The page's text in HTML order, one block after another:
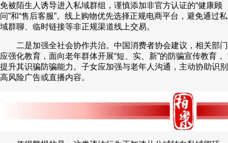
免被陌生人诱导进入私域群组，谨慎添加非官方认证的“健康顾
问”和“售后客服”。线上购物优先选择正规电商平台，避免通过私
域群聊、临时链接等非正规渠道线上交易。
二是加强全社会协作共治。中国消费者协会建议，相关部门
应强化教育，面向老年群体开展“短、实、新”的防骗宣传教育，
提升其识骗防骗能力。子女应加强与老年人沟通，主动协助识别
高风险广告或直播内容。